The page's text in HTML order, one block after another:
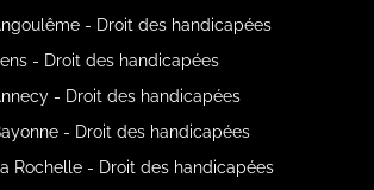
- Droit des handicapées
- Droit des handicapées
- Droit des handicapées
- Droit des handicapées
Rochelle - Droit des handicapées